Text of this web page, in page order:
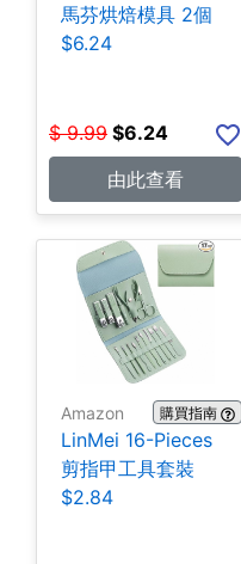
馬芬烘焙模具 2個
$6.24
$ 9.99 $6.24
由此查看
Amazon 購買指南
LinMei 16-Pieces
剪指甲工具套裝
$2.84